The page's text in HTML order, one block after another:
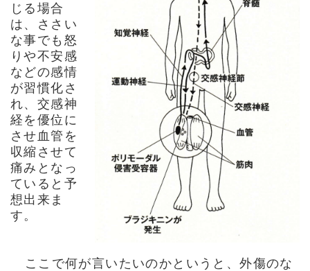
じる場合
は、ささい
な事でも怒
りや不安感
などの感情
が習慣化さ
れ、交感神
経を優位に
させ血管を
収縮させて
痛みとなっ
ていると予
想出来ま
す。
ここで何が言いたいのかというと、外傷のな